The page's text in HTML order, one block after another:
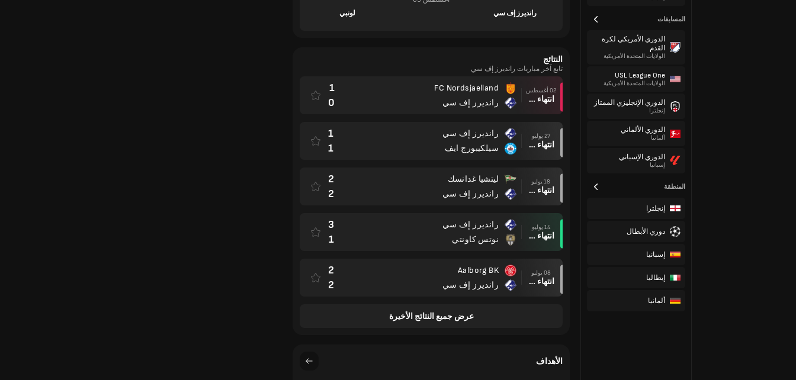
المسابقات
الدوري الأمريكي لكرة
القدم
الولايات المتحدة الأمريكية
USL League One
الولايات المتحدة الأمريكية
الدوري الإنجليزي الممتاز
إنجلترا
الدوري الألماني
ألمانيا
الدوري الإسباني
إسبانيا
المنطقة
إنجلترا
دوري الأبطال
إسبانيا
إيطاليا
ألمانيا
رانديرز إف سي
لونبي
النتائج
تابع آخر مباريات رانديرز إف سي
02 أغسطس
انتهاء وقت المباراة
FC Nordsjaelland
رانديرز إف سي
1
0
27 يوليو
انتهاء وقت المباراة
رانديرز إف سي
سيلكيبورج ايف
1
1
18 يوليو
انتهاء وقت المباراة
ليتشيا غدانسك
رانديرز إف سي
2
2
14 يوليو
انتهاء وقت المباراة
رانديرز إف سي
نوتس كاونتي
3
1
08 يوليو
انتهاء وقت المباراة
Aalborg BK
رانديرز إف سي
2
2
عرض جميع النتائج الأخيرة
الأهداف